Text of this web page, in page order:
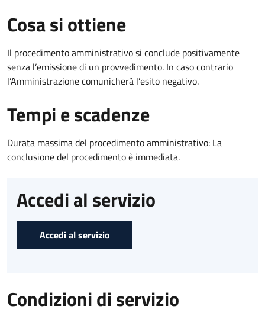
Cosa si ottiene
Il procedimento amministrativo si conclude positivamente
senza l’emissione di un provvedimento. In caso contrario
l’Amministrazione comunicherà l’esito negativo.
Tempi e scadenze
Durata massima del procedimento amministrativo: La
conclusione del procedimento è immediata.
Accedi al servizio
Accedi al servizio
Condizioni di servizio